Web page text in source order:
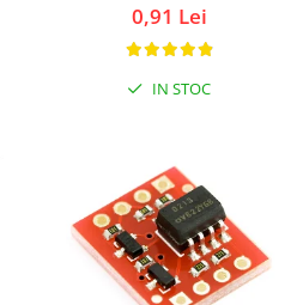
0,91 Lei
IN STOC